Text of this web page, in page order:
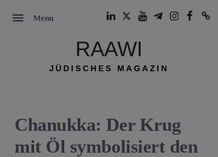
Menu
RAAWI
JÜDISCHES MAGAZIN
Chanukka: Der Krug
mit Öl symbolisiert den